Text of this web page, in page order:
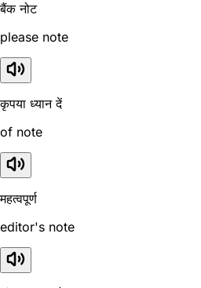
बैंक नोट
please note
कृपया ध्यान दें
of note
महत्वपूर्ण
editor's note